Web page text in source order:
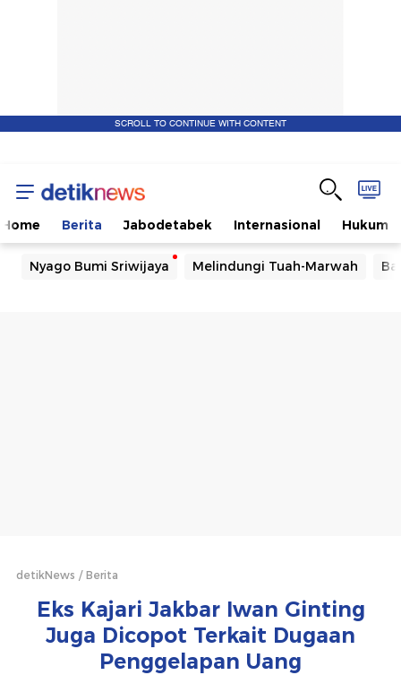
SCROLL TO CONTINUE WITH CONTENT
Home Berita Jabodetabek Internasional Hukum
Nyago Bumi Sriwijaya Melindungi Tuah-Marwah
detikNews Berita
Eks Kajari Jakbar Iwan Ginting
Juga Dicopot Terkait Dugaan
Penggelapan Uang